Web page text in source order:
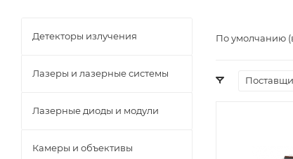
По умолчанию
Детекторы излучения
Лазеры и лазерные системы
Лазерные диоды и модули
Камеры и объективы